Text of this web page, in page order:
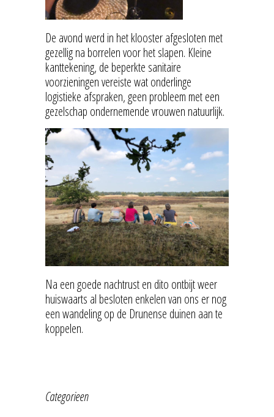
De avond werd in het klooster afgesloten met
gezellig na borrelen voor het slapen. Kleine
kanttekening, de beperkte sanitaire
voorzieningen vereiste wat onderlinge
logistieke afspraken, geen probleem met een
gezelschap ondernemende vrouwen natuurlijk.
Na een goede nachtrust en dito ontbijt weer
huiswaarts al besloten enkelen van ons er nog
een wandeling op de Drunense duinen aan te
koppelen.
Categorieen